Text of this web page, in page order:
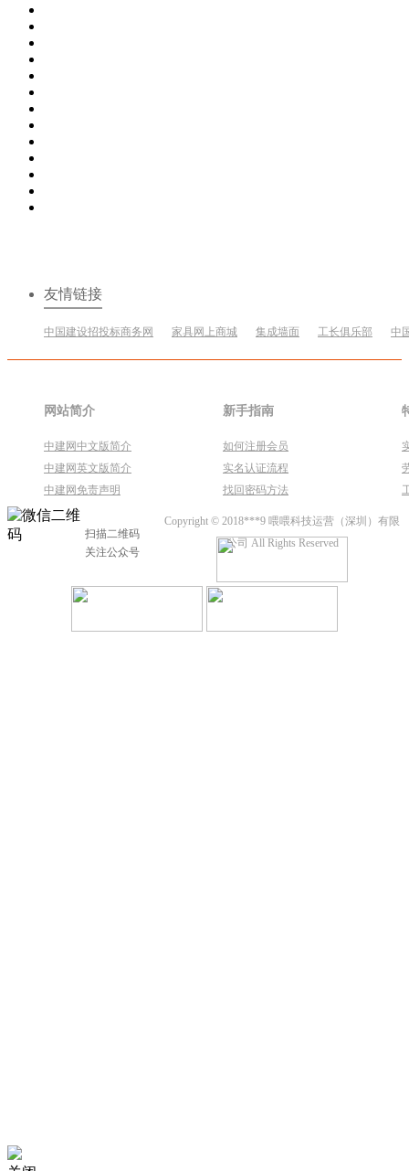
友情链接
中国建设招投标商务网 家具网上商城 集成墙面 工长俱乐部 中
网站简介
中建网中文版简介
中建网英文版简介
中建网免责声明
新手指南
如何注册会员
实名认证流程
找回密码方法
扫描二维码
关注公众号
Copyright © 2018***9 喂喂科技运营（深圳）有限
公司 All Rights Reserved